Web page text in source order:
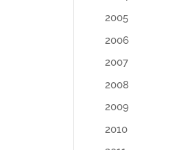
2005
2006
2007
2008
2009
2010